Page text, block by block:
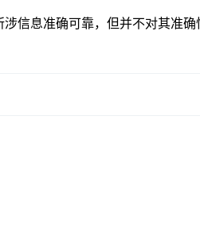
信息准确可靠，但并不对其准